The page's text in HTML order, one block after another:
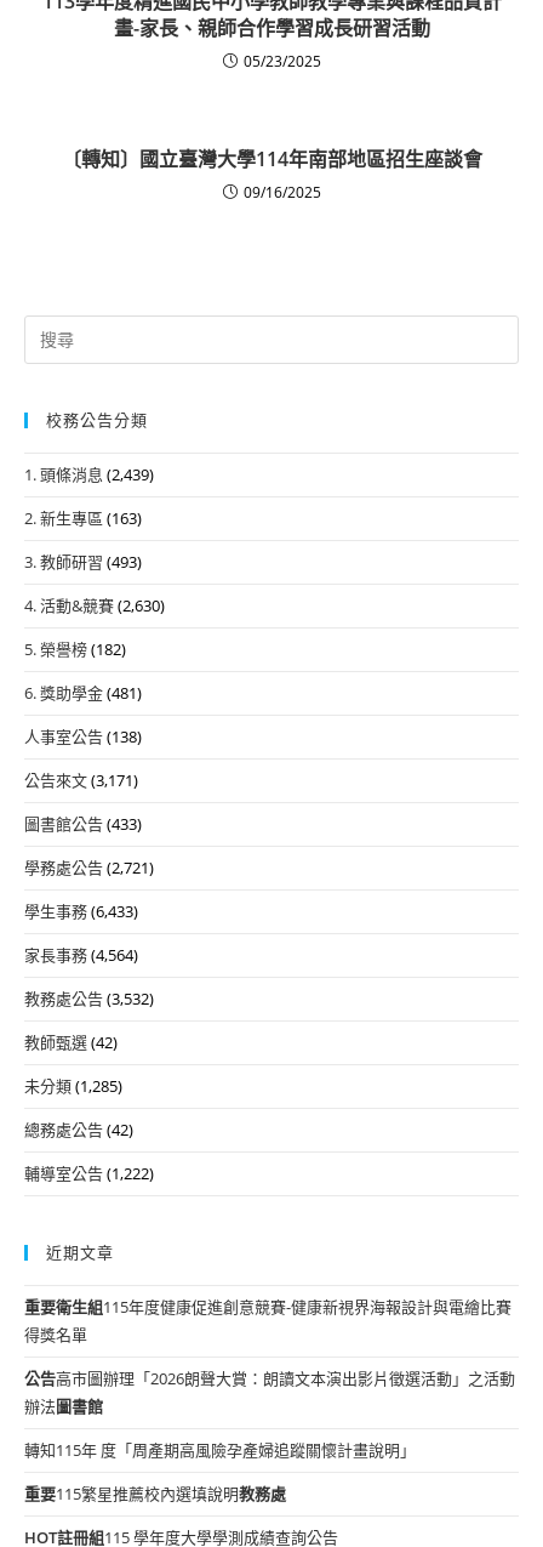
畫-家長、親師合作學習成長研習活動
05/23/2025
〔轉知〕國立臺灣大學114年南部地區招生座談會
09/16/2025
Search
for:
校務公告分類
1. 頭條消息 (2,439)
2. 新生專區 (163)
3. 教師研習 (493)
4. 活動&競賽(2,630)
5. 榮譽榜(182)
6. 獎助學金(481)
人事室公告(138)
公告來文(3,171)
圖書館公告(433)
學務處公告(2,721)
學生事務(6,433)
家長事務(4,564)
教務處公告(3,532)
教師甄選(42)
未分類(1,285)
總務處公告(42)
輔導室公告(1,222)
近期文章
重要衛生組115年度健康促進創意競賽-健康新視界海報設計與電繪比賽
得獎名單
公告高市圖辦理「2026朗聲大賞：朗讀文本演出影片徵選活動」之活動
辦法圖書館
轉知115年 度「周產期高風險孕產婦追蹤關懷計畫說明」
重要115繁星推薦校內選填說明教務處
HOT註冊組115 學年度大學學測成績查詢公告